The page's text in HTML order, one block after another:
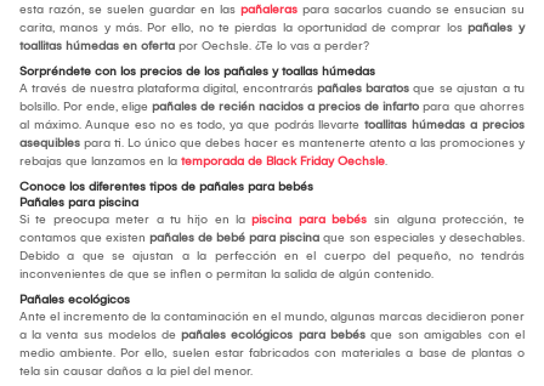
esta razón, se suelen guardar en las pañaleras para sacarlos cuando se ensucian su
carita, manos y más. Por ello, no te pierdas la oportunidad de comprar los pañales y
toallitas húmedas en oferta por Oechsle. ¿Te lo vas a perder?
Sorpréndete con los precios de los pañales y toallas húmedas
A través de nuestra plataforma digital, encontrarás pañales baratos que se ajustan a tu
bolsillo. Por ende, elige pañales de recién nacidos a precios de infarto para que ahorres
al máximo. Aunque eso no es todo, ya que podrás llevarte toallitas húmedas a precios
asequibles para ti. Lo único que debes hacer es mantenerte atento a las promociones y
rebajas que lanzamos en la temporada de Black Friday Oechsle.
Conoce los diferentes tipos de pañales para bebés
Pañales para piscina
Si te preocupa meter a tu hijo en la piscina para bebés sin alguna protección, te
contamos que existen pañales de bebé para piscina que son especiales y desechables.
Debido a que se ajustan a la perfección en el cuerpo del pequeño, no tendrás
inconvenientes de que se inflen o permitan la salida de algún contenido.
Pañales ecológicos
Ante el incremento de la contaminación en el mundo, algunas marcas decidieron poner
a la venta sus modelos de pañales ecológicos para bebés que son amigables con el
medio ambiente. Por ello, suelen estar fabricados con materiales a base de plantas o
tela sin causar daños a la piel del menor.